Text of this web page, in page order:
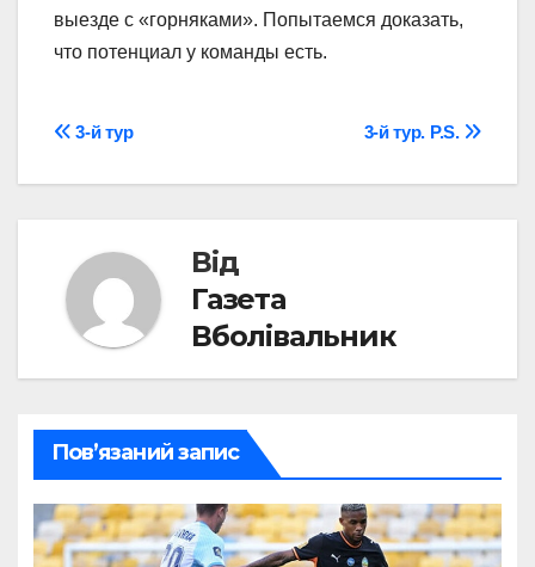
выезде с «горняками». Попытаемся доказать,
что потенциал у команды есть.
Навігація
записів
3-й тур. P.S.
3-й тур
Від
Газета
Вболівальник
Пов’язаний запис